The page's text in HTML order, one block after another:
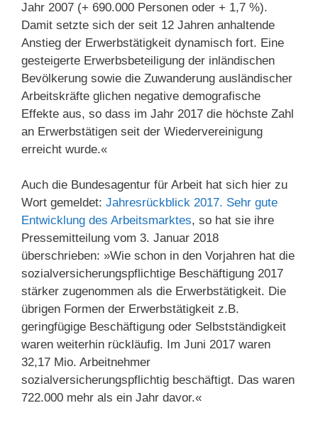
Jahr 2007 (+ 690.000 Personen oder + 1,7 %).
Damit setzte sich der seit 12 Jahren anhaltende
Anstieg der Erwerbstätigkeit dynamisch fort. Eine
gesteigerte Erwerbsbeteiligung der inländischen
Bevölkerung sowie die Zuwanderung ausländischer
Arbeitskräfte glichen negative demografische
Effekte aus, so dass im Jahr 2017 die höchste Zahl
an Erwerbstätigen seit der Wiedervereinigung
erreicht wurde.«
Auch die Bundesagentur für Arbeit hat sich hier zu
Wort gemeldet: Jahresrückblick 2017. Sehr gute
Entwicklung des Arbeitsmarktes, so hat sie ihre
Pressemitteilung vom 3. Januar 2018
überschrieben: »Wie schon in den Vorjahren hat die
sozialversicherungspflichtige Beschäftigung 2017
stärker zugenommen als die Erwerbstätigkeit. Die
übrigen Formen der Erwerbstätigkeit z.B.
geringfügige Beschäftigung oder Selbstständigkeit
waren weiterhin rückläufig. Im Juni 2017 waren
32,17 Mio. Arbeitnehmer
sozialversicherungspflichtig beschäftigt. Das waren
722.000 mehr als ein Jahr davor.«